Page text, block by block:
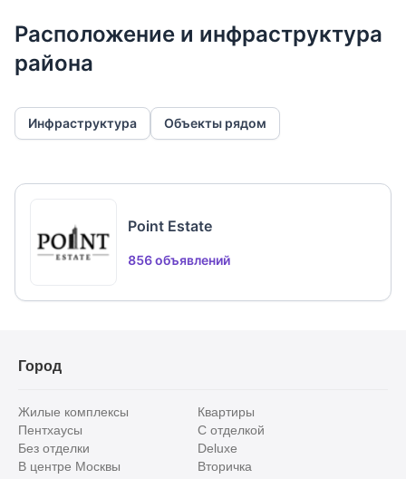
Расположение и инфраструктура
района
Инфраструктура Объекты рядом
Point Estate
856 объявлений
Город
Жилые комплексы
Квартиры
Пентхаусы
С отделкой
Без отделки
Deluxe
В центре Москвы
Вторичка